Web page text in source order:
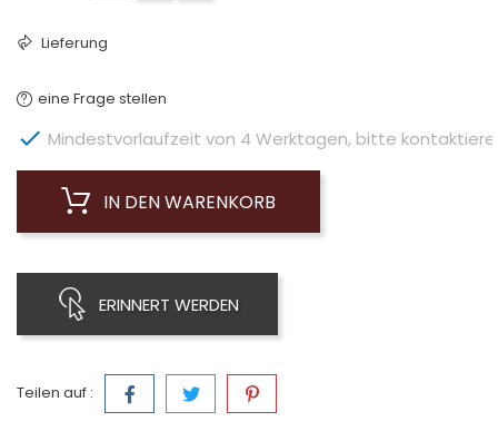
Lieferung
eine Frage stellen
 Mindestvorlaufzeit von 4 Werktagen, bitte
IN DEN WARENKORB
ERINNERT WERDEN
Teilen auf :